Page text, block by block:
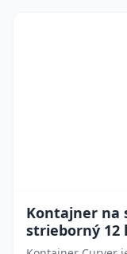
Kontajner na
strieborný 12